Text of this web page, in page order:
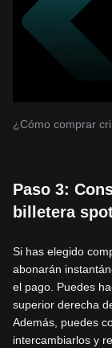
¿Cómo comprar
Paso 3:
billetera
Si has elegido
abonarán
el pago. Puedes
superior derecha
Además, puedes
intercambiarlos y